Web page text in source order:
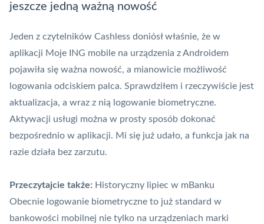
jeszcze jedną ważną nowość
Jeden z czytelników Cashless doniósł właśnie, że w
aplikacji Moje ING mobile na urządzenia z Androidem
pojawiła się ważna nowość, a mianowicie możliwość
logowania odciskiem palca. Sprawdziłem i rzeczywiście jest
aktualizacja, a wraz z nią logowanie biometryczne.
Aktywacji usługi można w prosty sposób dokonać
bezpośrednio w aplikacji. Mi się już udało, a funkcja jak na
razie działa bez zarzutu.
Przeczytajcie także: Historyczny lipiec w mBanku
Obecnie logowanie biometryczne to już standard w
bankowości mobilnej nie tylko na urządzeniach marki